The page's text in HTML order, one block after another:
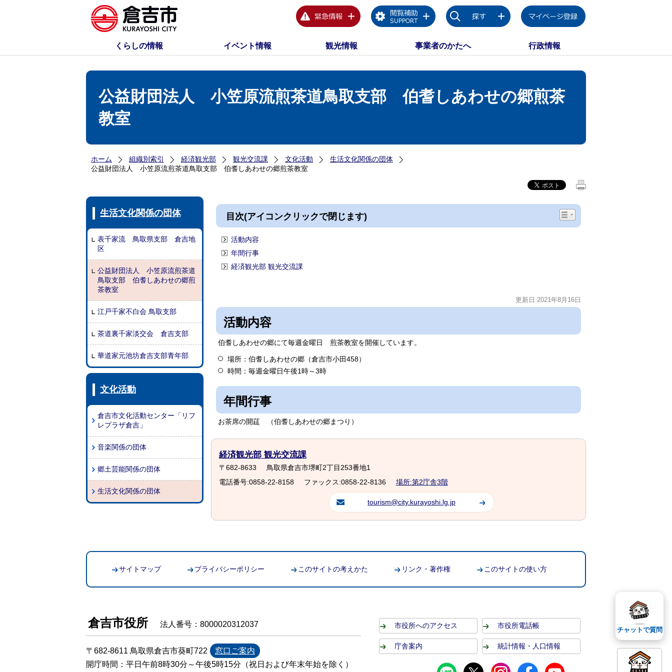
くらしの情報 イベント情報 観光情報 事業者のかたへ 行政情報
公益財団法人 小笠原流煎茶道鳥取支部 伯耆しあわせの郷煎茶
教室
ホーム 組織別索引 経済観光部 観光交流課 文化活動
生活文化関係の団体
公益財団法人 小笠原流煎茶道鳥取支部 伯耆しあわせの郷煎茶教室
生活文化関係の団体
表千家流 鳥取県支部 倉吉地
区
公益財団法人 小笠原流煎茶道
鳥取支部 伯耆しあわせの郷煎
茶教室
江戸千家不白会 鳥取支部
茶道裏千家淡交会 倉吉支部
華道家元池坊倉吉支部青年部
文化活動
倉吉市文化活動センター「リフ
レプラザ倉吉」
音楽関係の団体
郷土芸能関係の団体
生活文化関係の団体
目次(アイコンクリックで閉じます)
活動内容
年間行事
経済観光部 観光交流課
更新日:2021年8月16日
活動内容
伯耆しあわせの郷にて毎週金曜日 煎茶教室を開催しています。
場所：伯耆しあわせの郷（倉吉市小田458）
時間：毎週金曜日午後1時～3時
年間行事
お茶席の開莚 （伯耆しあわせの郷まつり）
経済観光部 観光交流課
〒682-8633
鳥取県倉吉市堺町2丁目253番地1
電話番号:0858-22-8158
ファックス:0858-22-8136 場所:第2庁舎3階
tourism@city.kurayoshi.lg.jp
サイトマップ プライバシーポリシー このサイトの考えかた リンク・著作権 このサイトの使い方
倉吉市役所 法人番号：8000020312037
〒682-8611 鳥取県倉吉市葵町722
窓口ご案内
開庁時間：平日午前8時30分～午後5時15分（祝日および年末年始を除く）
市役所へのアクセス 市役所電話帳
庁舎案内 統計情報・人口情報
チャットで質問